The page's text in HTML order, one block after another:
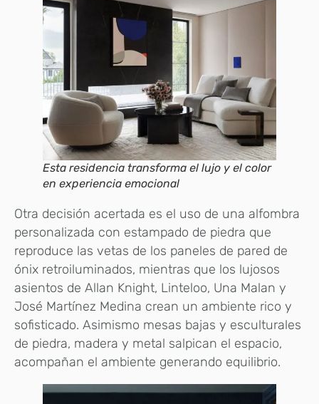
Esta residencia transforma el lujo y el color
en experiencia emocional
Otra decisión acertada es el uso de una alfombra
personalizada con estampado de piedra que
reproduce las vetas de los paneles de pared de
ónix retroiluminados, mientras que los lujosos
asientos de Allan Knight, Linteloo, Una Malan y
José Martínez Medina crean un ambiente rico y
sofisticado. Asimismo mesas bajas y esculturales
de piedra, madera y metal salpican el espacio,
acompañan el ambiente generando equilibrio.